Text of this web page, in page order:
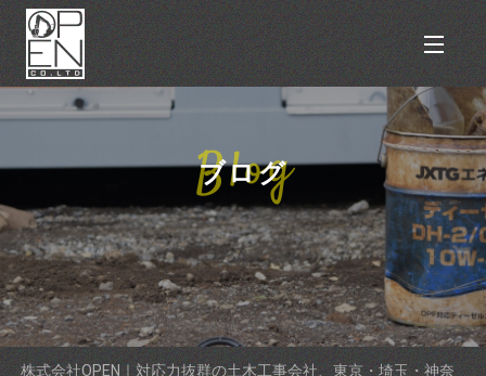
ブログ
株式会社OPEN｜対応力抜群の土木工事会社、東京・埼玉・神奈